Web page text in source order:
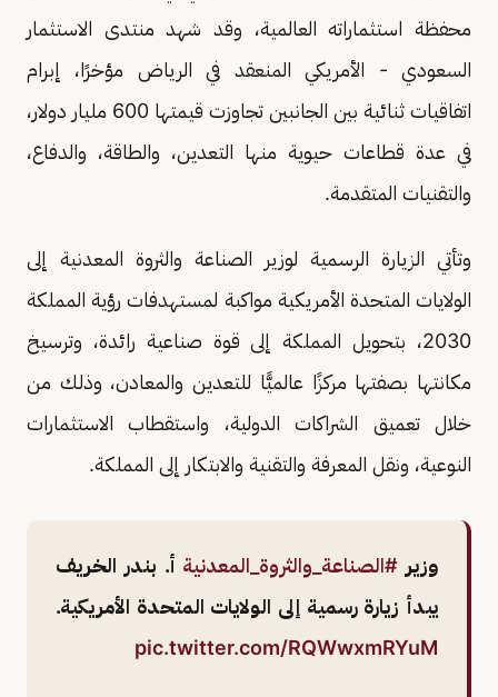
محفظة استثماراته العالمية، وقد شهد منتدى الاستثمار
السعودي - الأمريكي المنعقد في الرياض مؤخرًا، إبرام
اتفاقيات ثنائية بين الجانبين تجاوزت قيمتها 600 مليار دولار،
في عدة قطاعات حيوية منها التعدين، والطاقة، والدفاع،
والتقنيات المتقدمة.
وتأتي الزيارة الرسمية لوزير الصناعة والثروة المعدنية إلى
الولايات المتحدة الأمريكية مواكبة لمستهدفات رؤية المملكة
2030، بتحويل المملكة إلى قوة صناعية رائدة، وترسيخ
مكانتها بصفتها مركزًا عالميًّا للتعدين والمعادن، وذلك من
خلال تعميق الشراكات الدولية، واستقطاب الاستثمارات
النوعية، ونقل المعرفة والتقنية والابتكار إلى المملكة.
وزير #الصناعة_والثروة_المعدنية أ. بندر الخريف
يبدأ زيارة رسمية إلى الولايات المتحدة الأمريكية.
pic.twitter.com/RQWwxmRYuM